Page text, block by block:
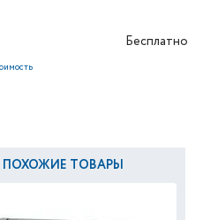
Бесплатно
ПОХОЖИЕ ТОВАРЫ